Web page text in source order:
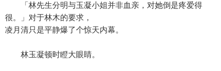
「林先生分明与玉凝小姐并非血亲，对她倒是疼爱得
很。」对于林木的要求，
凌月清只是平静爆了个惊天内幕。
林玉凝顿时瞪大眼睛。